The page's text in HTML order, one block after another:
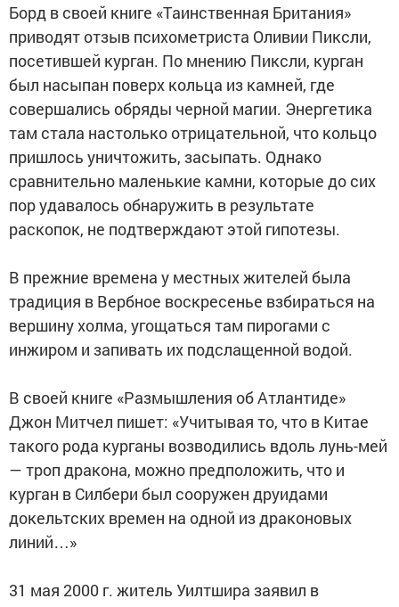
Борд в своей книге «Таинственная Британия»
приводят отзыв психометриста Оливии Пиксли,
посетившей курган. По мнению Пиксли, курган
был насыпан поверх кольца из камней, где
совершались обряды черной магии. Энергетика
там стала настолько отрицательной, что кольцо
пришлось уничтожить, засыпать. Однако
сравнительно маленькие камни, которые до сих
пор удавалось обнаружить в результате
раскопок, не подтверждают этой гипотезы.
В прежние времена у местных жителей была
традиция в Вербное воскресенье взбираться на
вершину холма, угощаться там пирогами с
инжиром и запивать их подслащенной водой.
В своей книге «Размышления об Атлантиде»
Джон Митчел пишет: «Учитывая то, что в Китае
такого рода курганы возводились вдоль лунь-мей
— троп дракона, можно предположить, что и
курган в Силбери был сооружен друидами
докельтских времен на одной из драконовых
линий…»
31 мая 2000 г. житель Уилтшира заявил в